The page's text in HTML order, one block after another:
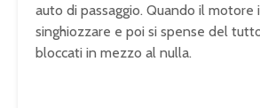
auto di passaggio. Quando il motore
singhiozzare e poi si spense del
bloccati in mezzo al nulla.